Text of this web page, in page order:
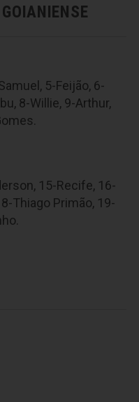
5-Feijão, 6-
8-Willie, 9-Arthur,
15-Recife, 16-
Thiago Primão, 19-